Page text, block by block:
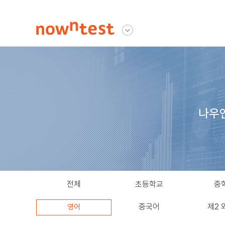
다른사이트 보기
나우
전체 초등학교 중
영어 중국어 제2